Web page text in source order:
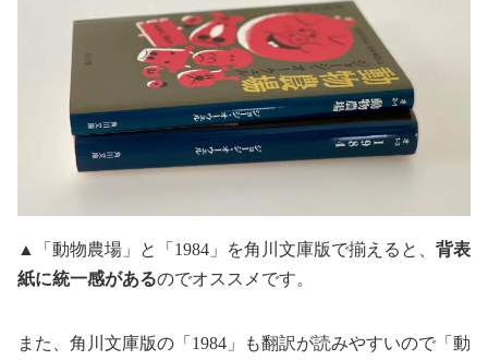
▲「動物農場」と「1984」を角川文庫版で揃えると、 背表
紙に統一感があるのでオススメです。
また、角川文庫版の「1984」も翻訳が読みやすいので「動